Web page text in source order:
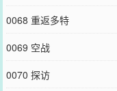
0068 重返多特
0069 空战
0070 探访